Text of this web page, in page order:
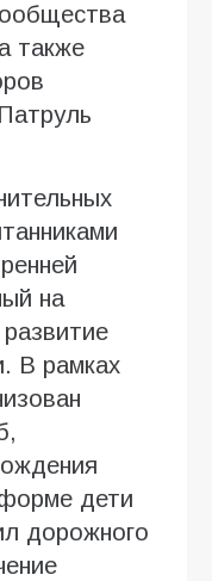
также
на
В рамках
дети
дорожного